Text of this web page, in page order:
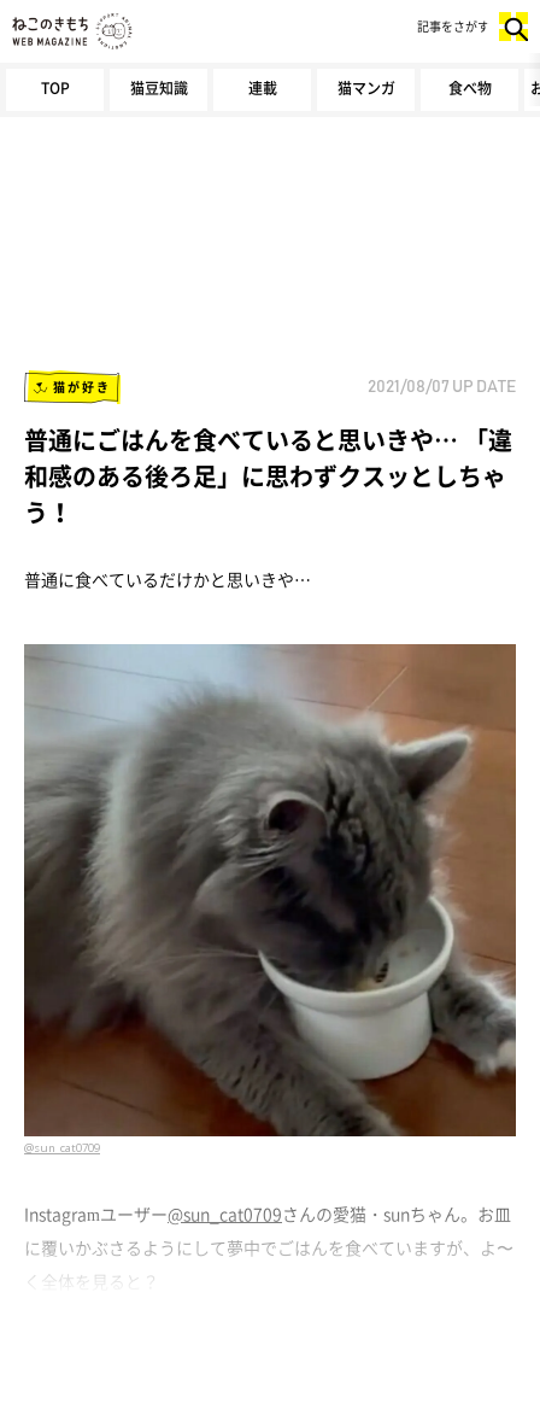
TOP 猫豆知識 連載 猫マンガ 食べ物
記事をさがす
猫が好き 2021/08/07 UP DATE
普通にごはんを食べていると思いきや… 「違
和感のある後ろ足」に思わずクスッとしちゃ
う！
普通に食べているだけかと思いきや…
@sun_cat0709
Instagramユーザー@sun_cat0709さんの愛猫・sunちゃん。お皿
に覆いかぶさるようにして夢中でごはんを食べていますが、よ〜
く全体を見ると？